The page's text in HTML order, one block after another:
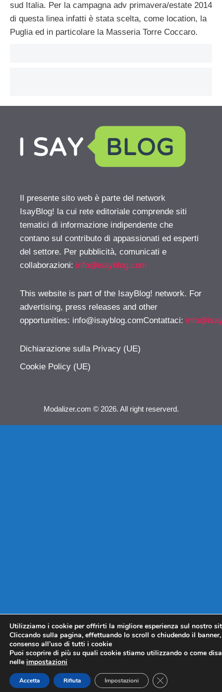
sud Italia. Per la campagna adv primavera/estate 2014
di questa linea infatti è stata scelta, come location, la
Puglia ed in particolare la Masseria Torre Coccaro.
Il presente sito web è parte del network
IsayBlog! la cui rete editoriale comprende siti
tematici di informazione indipendente che
contano sul contributo di appassionati ed esperti
del settore. Per pubblicità, comunicati e
collaborazioni: info@isayblog.com
This website is part of the IsayBlog! network. For
advertising, press releases and other
opportunities: info@isayblog.comContattaci:
Dichiarazione sulla Privacy (UE)
Cookie Policy (UE)
Modalizer.com © 2026. All right reserverd.
Utilizziamo i cookie per offrirti la migliore esperienza sul nostro
Cliccando sulla pagina, effettuando lo scroll o chiudendo il
consenso all’uso di tutti i cookie
Puoi scoprire di più su quali cookie stiamo utilizzando o come
nelle impostazioni
Accetta Rifiuta Impostazioni CLOSE GDPR